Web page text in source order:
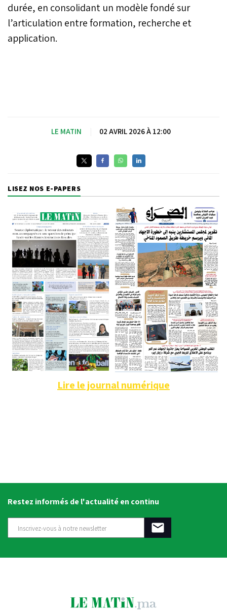
durée, en consolidant un modèle fondé sur
l’articulation entre formation, recherche et
application.
LE MATIN 02 AVRIL 2026 À 12:00
LISEZ NOS E-PAPERS
Lire le journal numérique
Restez informés de l'actualité en continu